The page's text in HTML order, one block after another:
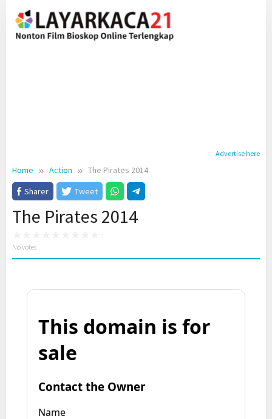
content
Advertise here
Home Action
The Pirates 2014
Sharer
Tweet
The Pirates 2014
No votes